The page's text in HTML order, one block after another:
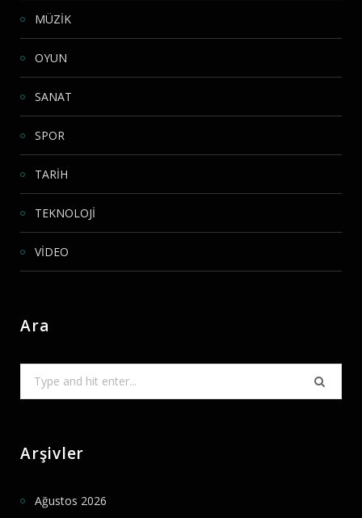
MÜZİK
OYUN
SANAT
SPOR
TARİH
TEKNOLOJİ
VİDEO
Ara
Arşivler
Ağustos 2026